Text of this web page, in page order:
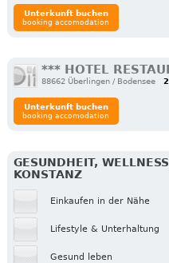
Unterkunft buchen
booking accomodation
*** HOTEL
88662 Überlingen / Bodensee
Unterkunft buchen
booking accomodation
GESUNDHEIT,
KONSTANZ
Einkaufen in der Nähe
Lifestyle & Unterhaltung
Gesund leben